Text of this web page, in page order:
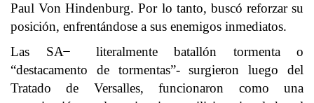
Paul Von Hindenburg. Por lo tanto, buscó reforzar su
posición, enfrentándose a sus enemigos inmediatos.
Las SA ̶ literalmente batallón tormenta o
“destacamento de tormentas”- surgieron luego del
Tratado de Versalles, funcionaron como una